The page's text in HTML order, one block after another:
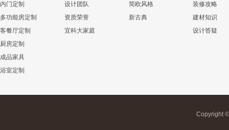
内门定制
多功能房定制
客餐厅定制
厨房定制
成品家具
浴室定制
设计团队
资质荣誉
宜科大家庭
简欧风格
新古典
装修攻略
建材知识
设计答疑
Copyright